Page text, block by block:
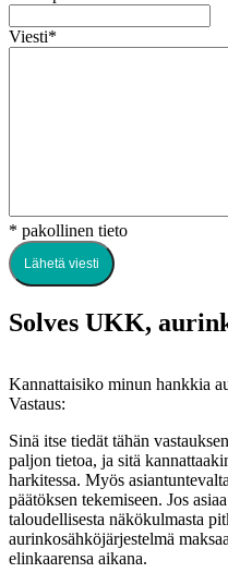
Viesti*
* pakollinen tieto
Solves UKK,
Kannattaisiko minun hankkia
Vastaus:
Sinä itse tiedät tähän
paljon tietoa, ja sitä
harkitessa. Myös
päätöksen tekemiseen. Jos
taloudellisesta näkökulmasta
aurinkosähköjärjestelmä
elinkaarensa aikana.